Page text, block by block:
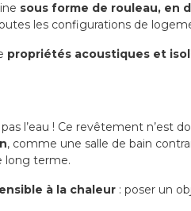
sous forme de rouleau, en
les configurations de
propriétés acoustiques et
l’eau ! Ce revêtement n’est
, comme une salle de bain
long terme.
à la chaleur : poser un